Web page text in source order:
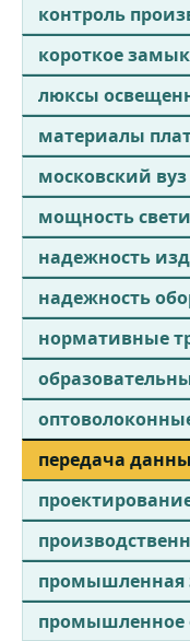
контроль
короткое
люксы
материалы
московский вуз
мощность
надежность
надежность
нормативные
передача
промышленная
промышленное